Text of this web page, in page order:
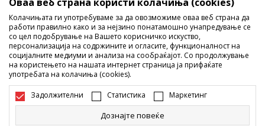
Не е дозволено превземање или користење на содржината од
интернет страните на Sport Vision, делумно или целосно a се
однесува на логоа, трговски марки, комерцијални содржини, ниту
истите да се отстапуваат на трети лица, јавно да се објавуваат или да
се користат за било какви цели, без писмена согласност од БДС.МК
ДООЕЛ.
Настојуваме да бидеме што попрецизни во описот на производот,
фотографијата и самата цена, но не можеме да гарантираме дака
Колачињата ги употребуваме за да овозможиме оваа веб страна да
работи правилно како и за нејзино понатамошно унапредување се
со цел подобрување на Вашето корисничко искуство,
персонализација на содржините и огласите, функционалност на
социјалните медиуми и анализа на сообраќајот. Со продолжување
на користењето на нашата интернет страница ја прифаќате
употребата на колачиња (cookies).
Задолжителни Статистика Маркетинг
Дознајте повеќе